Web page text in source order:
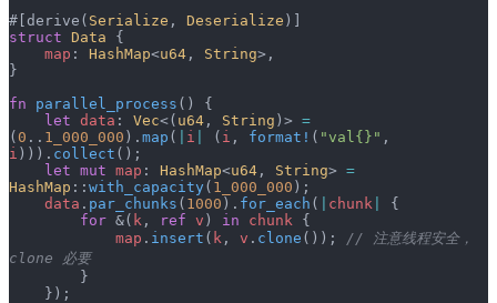
#[derive( Serialize , Deserialize )]
struct Data {
    map
: HashMap<u64 , String>,
}
fn parallel_process () {
    let
data : Vec<( u64 , String )> =
(0 .. 1_000_000 ). map ( i ( i , format! ( "val{}"
i ))). collect ();
    let
mut map : HashMap<u64 , String> =
HashMap :: with_capacity ( 1_000_000 );
    data
. par_chunks ( 1000 ). for_each ( chunk
{
        for
&( k , ref v ) in chunk {
            map
. insert ( k , v . clone ());
// 注意线程安全，
clone 必要
        }
    });